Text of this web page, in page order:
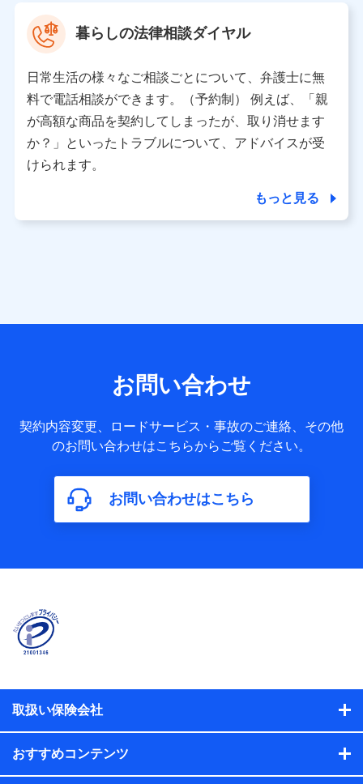
す。
【共同して利用される利用データの項目】
当社または株式会社NTTドコモ・フィナンシャルグルー
プがサービス提供等を通じて取得した、以下の情報など
の個人データ
基本情報
氏名、電話番号、メールアドレス、お客さまの識別子、属
性、連絡先、dポイントサービスのご利用に関する情報。例
所、dポイント残高、dポイント利用履歴などが含まれます。
利用情報
品の名称・購入場所・決済に関する情報、アンケートの回答
当社または株式会社NTTドコモ・フィナンシャルグループが
提供する保険関連サービスに関して取得し、又は保有する情
ー登録受付時に提供いただいた情報（氏名、住所、生年月
日、性別、保険契約者と被保険者の関係、保険加入の目的、
保険商品の内容、保険料、保険料のお支払方法、車のメーカ
ペットの種類や年齢など）及びお客様との応対記録（お客様
に提示した比較見積の試算結果情報、メールマガジンを提供
した際のメール内容や送信履歴の情報及び保険の更改案内等
を提供した際のメール内容や送信履歴などの情報）が含まれ
当社または株式会社NTTドコモ・フィナンシャルグループが
契約者と被保険者の関係、保険加入の目的、保険商品の内
容、保険料、保険料のお支払方法、車のメーカーや走行距離
などの情報、建物の構造や築年数などの情報、ペットの種類
【共同して利用する者の範囲】
当社
暮らしの法律相談ダイヤル
日常生活の様々なご相談ごとについて、弁護士に無
料で電話相談ができます。（予約制） 例えば、「親
が高額な商品を契約してしまったが、取り消せます
か？」といったトラブルについて、アドバイスが受
けられます。
もっと見る
お問い合わせ
契約内容変更、ロードサービス・事故のご連絡、その他
のお問い合わせはこちらからご覧ください。
お問い合わせはこちら
取扱い保険会社
おすすめコンテンツ